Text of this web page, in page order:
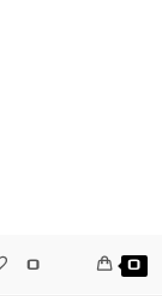
0 0